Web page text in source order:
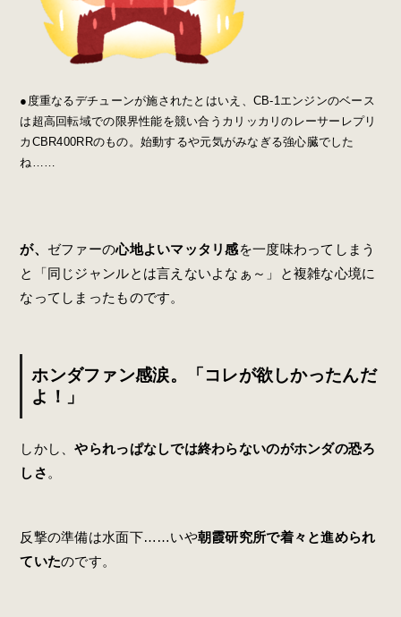
●度重なるデチューンが施されたとはいえ、CB-1エンジンのベース
は超高回転域での限界性能を競い合うカリッカリのレーサーレプリ
カCBR400RRのもの。始動するや元気がみなぎる強心臓でした
ね……
が、 ゼファーの心地よいマッタリ感を一度味わってしまう
と「同じジャンルとは言えないよなぁ～」と複雑な心境に
なってしまったものです。
ホンダファン感涙。「コレが欲しかったんだ
よ！」
しかし、やられっぱなしでは終わらないのがホンダの恐ろ
しさ 。
反撃の準備は水面下……いや朝霞研究所で着々と進められ
ていたのです。